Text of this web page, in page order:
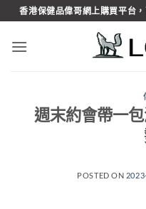
Skip
to
content
香港保健品偉哥網上購買平台
週末約會帶一
POSTED ON